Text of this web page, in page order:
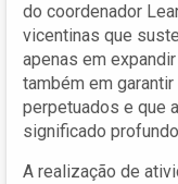
do coordenador
vicentinas que
apenas em
também em
perpetuados e que
significado
A realização de